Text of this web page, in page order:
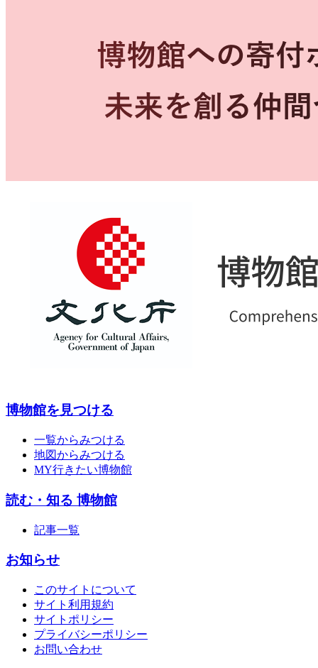
博物館を見つける
一覧からみつける
地図からみつける
MY行きたい博物館
読む・知る 博物館
記事一覧
お知らせ
このサイトについて
サイト利用規約
サイトポリシー
プライバシーポリシー
お問い合わせ